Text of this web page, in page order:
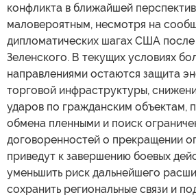
конфликта в ближайшей
маловероятным, несмотря на
дипломатических шагах США
Зеленского. В текущих условиях
направлениями остаются защита
торговой инфраструктуры,
ударов по гражданским объектам,
обмена пленными и поиск
договоренностей о прекращении
приведут к завершению боевых
уменьшить риск дальнейшего
сохранить региональные связи и